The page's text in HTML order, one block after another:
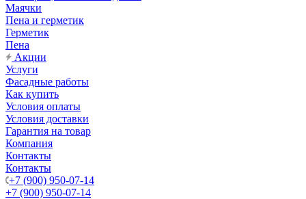
Маячки
Пена и герметик
Герметик
Пена
Акции
Услуги
Фасадные работы
Как купить
Условия оплаты
Условия доставки
Гарантия на товар
Компания
Контакты
Контакты
+7 (900) 950-07-14
+7 (900) 950-07-14